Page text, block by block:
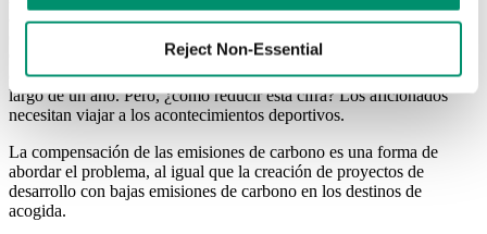
Reject Non-Essential
acontecimiento deportivo proceden directamente de los
Copa del Mundo de Fútbol de 2018, eso se tradujo en la misma
cantidad de electricidad utilizada por medio millón de hogares a lo
largo de un año. Pero, ¿cómo reducir esta cifra? Los aficionados
necesitan viajar a los acontecimientos deportivos.
La compensación de las emisiones de carbono es una forma de
abordar el problema, al igual que la creación de proyectos de
desarrollo con bajas emisiones de carbono en los destinos de
acogida.